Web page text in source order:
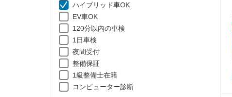
ハイブリッド車OK
EV車OK
120分以内の車検
1日車検
夜間受付
整備保証
1級整備士在籍
コンピューター診断